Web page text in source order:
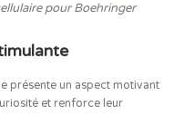
pour Boehringer
présente un aspect motivant
et renforce leur